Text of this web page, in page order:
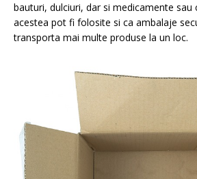
bauturi, dulciuri, dar si medicamente sau
acestea pot fi folosite si ca ambalaje
transporta mai multe produse la un loc.